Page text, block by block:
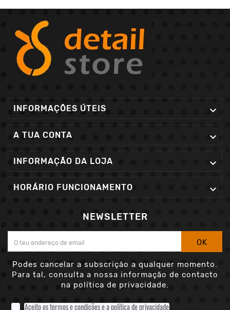
INFORMAÇÕES ÚTEIS 
A TUA CONTA 
INFORMAÇÃO DA LOJA 
HORÁRIO FUNCIONAMENTO 
NEWSLETTER
OK
Podes cancelar a subscrição a qualquer momento.
Para tal, consulta a nossa informação de contacto
na política de privacidade.
Aceito os termos e condições e a política de privacidade